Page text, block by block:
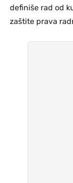
definiše rad od
zaštite prava